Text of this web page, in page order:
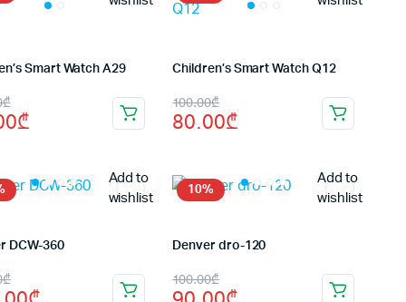
Smart Watch A29
₾
₾
Children’s Smart Watch Q12
100.00₾
Original
price
100.00₾.
80.00₾
Current
price
80.00₾.
Add to
wishlist
DCW-360
₾
10%
Add to
wishlist
Denver dro-120
100.00₾
Original
Current